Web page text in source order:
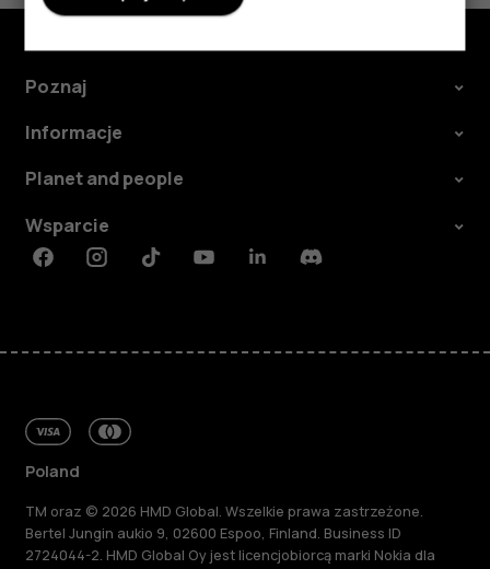
Poznaj
Informacje
Planet and people
Wsparcie
FacebookInstagramTiktokYoutubeLinkedinDiscord
Poland
TM oraz © 2026 HMD Global. Wszelkie prawa zastrzeżone.
Bertel Jungin aukio 9, 02600 Espoo, Finland. Business ID
2724044-2. HMD Global Oy jest licencjobiorcą marki Nokia dla